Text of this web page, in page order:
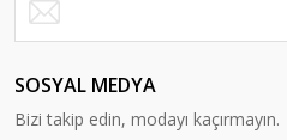
SOSYAL MEDYA
Bizi takip edin, modayı kaçırmayın.